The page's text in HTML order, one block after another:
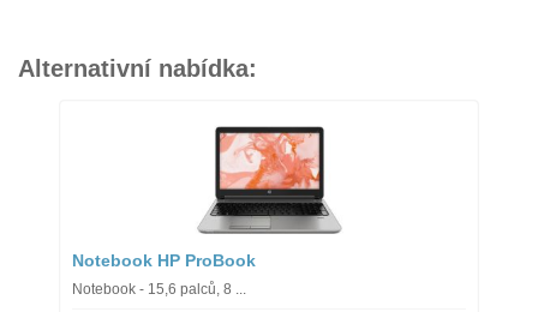
Alternativní nabídka:
Notebook HP ProBook
Notebook - 15,6 palců, 8 ...